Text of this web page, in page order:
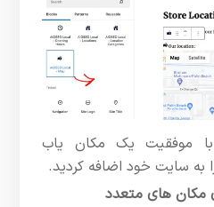
با موفقیت یک مکان یاب
مکان های متعدد